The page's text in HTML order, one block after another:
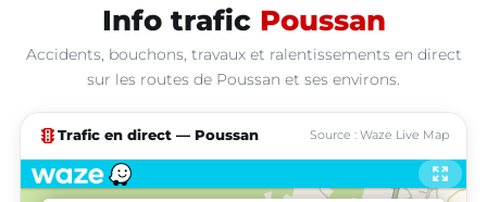
Info trafic Poussan
Accidents, bouchons, travaux et ralentissements en direct
sur les routes de Poussan et ses environs.
traffic Trafic en direct — Poussan Source : Waze Live Map